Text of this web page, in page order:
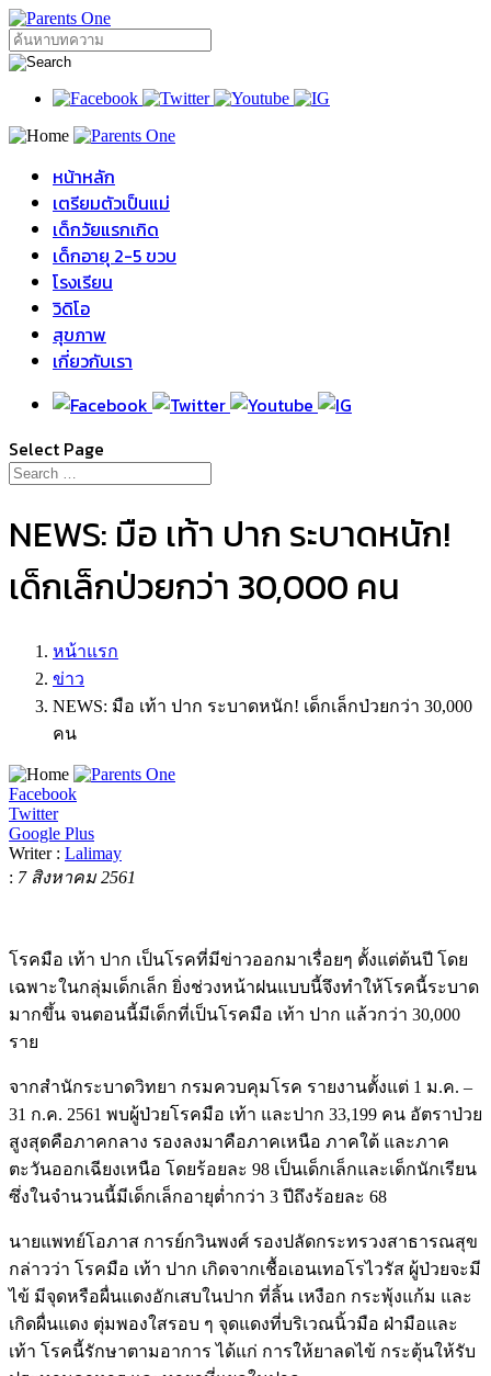
หน้าหลัก
เตรียมตัวเป็นแม่
เด็กวัยแรกเกิด
เด็กอายุ 2-5 ขวบ
โรงเรียน
วิดิโอ
สุขภาพ
เกี่ยวกับเรา
Select Page
NEWS: มือ เท้า ปาก ระบาดหนัก!
เด็กเล็กป่วยกว่า 30,000 คน
หน้าแรก
ข่าว
NEWS: มือ เท้า ปาก ระบาดหนัก! เด็กเล็กป่วยกว่า 30,000
คน
Facebook
Twitter
Google Plus
Writer : Lalimay
: 7 สิงหาคม 2561
โรคมือ เท้า ปาก เป็นโรคที่มีข่าวออกมาเรื่อยๆ ตั้งแต่ต้นปี โดย
เฉพาะในกลุ่มเด็กเล็ก ยิ่งช่วงหน้าฝนแบบนี้จึงทำให้โรคนี้ระบาด
มากขึ้น จนตอนนี้มีเด็กที่เป็นโรคมือ เท้า ปาก แล้วกว่า 30,000
ราย
จากสำนักระบาดวิทยา กรมควบคุมโรค รายงานตั้งแต่ 1 ม.ค. –
31 ก.ค. 2561 พบผู้ป่วยโรคมือ เท้า และปาก 33,199 คน อัตราป่วย
สูงสุดคือภาคกลาง รองลงมาคือภาคเหนือ ภาคใต้ และภาค
ตะวันออกเฉียงเหนือ โดยร้อยละ 98 เป็นเด็กเล็กและเด็กนักเรียน
ซึ่งในจำนวนนี้มีเด็กเล็กอายุต่ำกว่า 3 ปีถึงร้อยละ 68
นายแพทย์โอภาส การย์กวินพงศ์ รองปลัดกระทรวงสาธารณสุข
กล่าวว่า โรคมือ เท้า ปาก เกิดจากเชื้อเอนเทอโรไวรัส ผู้ป่วยจะมี
ไข้ มีจุดหรือผื่นแดงอักเสบในปาก ที่ลิ้น เหงือก กระพุ้งแก้ม และ
เกิดผื่นแดง ตุ่มพองใสรอบ ๆ จุดแดงที่บริเวณนิ้วมือ ฝ่ามือและ
เท้า โรคนี้รักษาตามอาการ ได้แก่ การให้ยาลดไข้ กระตุ้นให้รับ